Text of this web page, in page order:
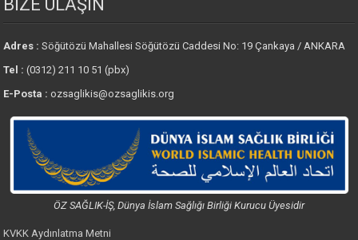
BİZE ULAŞIN
Adres :Söğütözü Mahallesi Söğütözü Caddesi No: 19 Çankaya / ANKARA
Tel : (0312) 211 10 51 (pbx)
E-Posta : ozsaglikis@ozsaglikis.org
ÖZ SAĞLIK-İŞ, Dünya İslam Sağlığı Birliği Kurucu Üyesidir
KVKK Aydınlatma Metni